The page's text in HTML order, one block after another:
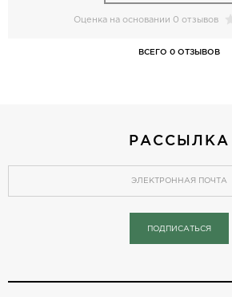
Оценка на основании 0 отзывов
ВСЕГО 0 ОТЗЫВОВ
РАССЫЛКА
ПОДПИСАТЬСЯ